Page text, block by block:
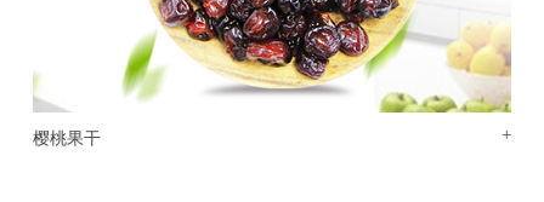
樱桃果干 +